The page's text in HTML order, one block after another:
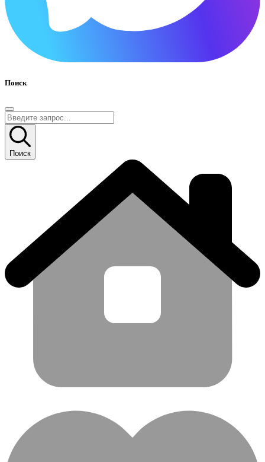
Поиск
Поиск